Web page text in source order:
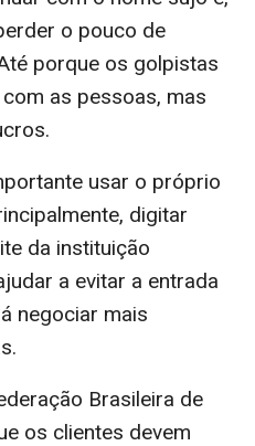
o pouco de
porque os golpistas
as pessoas, mas
usar o próprio
digitar
da instituição
a evitar a entrada
negociar mais
Brasileira de
os clientes devem